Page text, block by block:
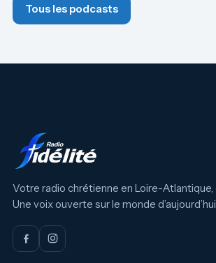
Tous les podcasts
Votre radio chrétienne en Loire-Atlantique,
Une voix ouverte sur le monde d’aujourd’hui.